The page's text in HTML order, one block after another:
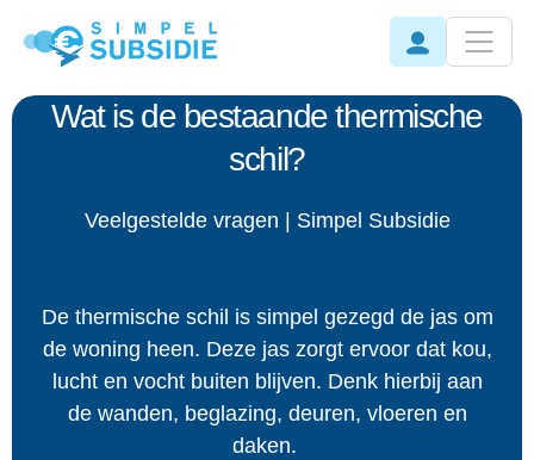
Wat is de bestaande thermische
schil?
Veelgestelde vragen | Simpel Subsidie
De thermische schil is simpel gezegd de jas om
de woning heen. Deze jas zorgt ervoor dat kou,
lucht en vocht buiten blijven. Denk hierbij aan
de wanden, beglazing, deuren, vloeren en
daken.